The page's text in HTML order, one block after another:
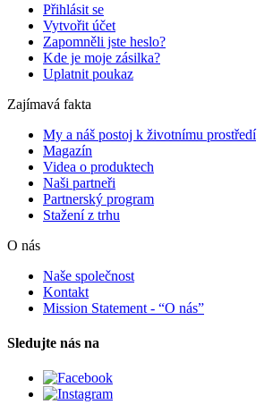
Přihlásit se
Vytvořit účet
Zapomněli jste heslo?
Kde je moje zásilka?
Uplatnit poukaz
Zajímavá fakta
My a náš postoj k životnímu prostředí
Magazín
Videa o produktech
Naši partneři
Partnerský program
Stažení z trhu
O nás
Naše společnost
Kontakt
Mission Statement - “O nás”
Sledujte nás na